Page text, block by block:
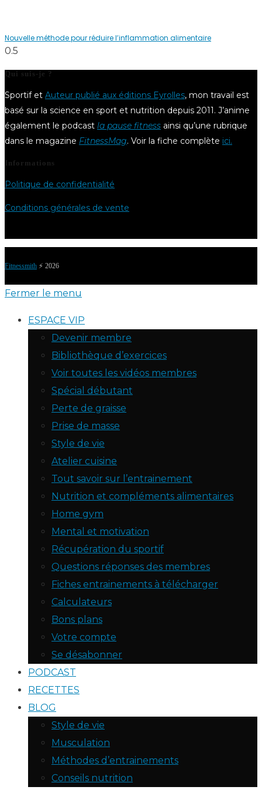
Nouvelle méthode pour réduire l’inflammation alimentaire
Qui suis-je ?
Sportif et Auteur publié aux éditions Eyrolles, mon travail est
basé sur la science en sport et nutrition depuis 2011. J’anime
également le podcast la pause fitness ainsi qu’une rubrique
dans le magazine FitnessMag. Voir la fiche complète ici.
Informations
Politique de confidentialité
Conditions générales de vente
Fitnessmith ⚡️ 2026
Fermer le menu
ESPACE VIP
Devenir membre
Bibliothèque d’exercices
Voir toutes les vidéos membres
Spécial débutant
Perte de graisse
Prise de masse
Style de vie
Atelier cuisine
Tout savoir sur l’entrainement
Nutrition et compléments alimentaires
Home gym
Mental et motivation
Récupération du sportif
Questions réponses des membres
Fiches entrainements à télécharger
Calculateurs
Bons plans
Votre compte
Se désabonner
PODCAST
RECETTES
BLOG
Style de vie
Musculation
Méthodes d’entrainements
Conseils nutrition